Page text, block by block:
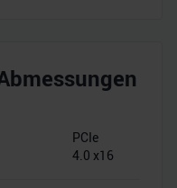
PCIe
4.0 x16